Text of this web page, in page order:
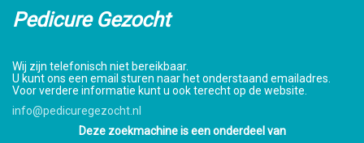
Pedicure Gezocht
Wij zijn telefonisch niet bereikbaar.
U kunt ons een email sturen naar het onderstaand emailadres.
Voor verdere informatie kunt u ook terecht op de website.
info@pedicuregezocht.nl
Deze zoekmachine is een onderdeel van